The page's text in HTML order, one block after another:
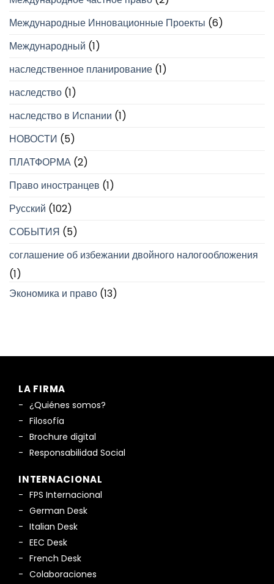
Международные Инновационные Проекты (6)
Международный (1)
наследственное планирование (1)
наследство (1)
наследство в Испании (1)
НОВОСТИ (5)
ПЛАТФОРМА (2)
Право иностранцев (1)
Русский (102)
СОБЫТИЯ (5)
соглашение об избежании двойного налогообложения
(1)
Экономика и право (13)
LA FIRMA
¿Quiénes somos?
Filosofía
Brochure digital
Responsabilidad Social
INTERNACIONAL
FPS Internacional
German Desk
Italian Desk
EEC Desk
French Desk
Colaboraciones